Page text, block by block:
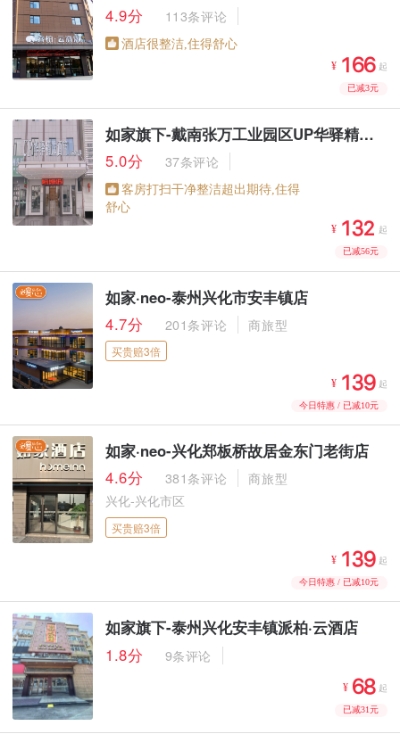
4.9分
113条评论
酒店很整洁,住得舒心
¥   起
已减3元
如家旗下-戴南张万工业园区UP华驿精选酒店
5.0分
37条评论
客房打扫干净整洁超出期待,住得
舒心
¥   起
已减56元
如家·neo-泰州兴化市安丰镇店
4.7分
201条评论 商旅型
买贵赔3倍
¥   起
今日特惠 / 已减10元
如家·neo-兴化郑板桥故居金东门老街店
4.6分
381条评论
商旅型
兴化-兴化市区
买贵赔3倍
¥   起
今日特惠 / 已减10元
如家旗下-泰州兴化安丰镇派柏·云酒店
1.8分
9条评论
¥  起
已减31元